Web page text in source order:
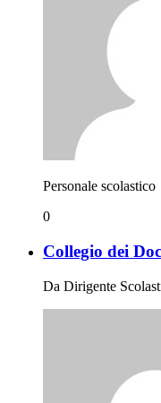
Personale scolastico
0
Collegio dei
Da Dirigente